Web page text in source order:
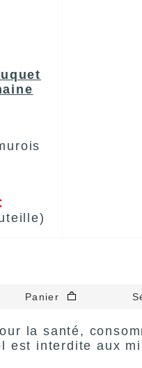
Panier
la santé,
est interdite aux